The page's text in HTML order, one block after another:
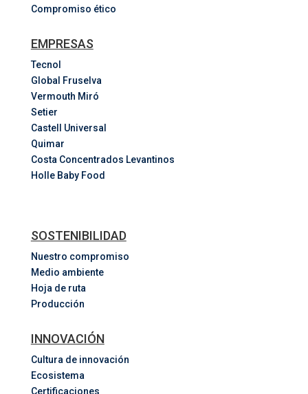
Compromiso ético
EMPRESAS
Tecnol
Global Fruselva
Vermouth Miró
Setier
Castell Universal
Quimar
Costa Concentrados Levantinos
Holle Baby Food
SOSTENIBILIDAD
Nuestro compromiso
Medio ambiente
Hoja de ruta
Producción
INNOVACIÓN
Cultura de innovación
Ecosistema
Certificaciones